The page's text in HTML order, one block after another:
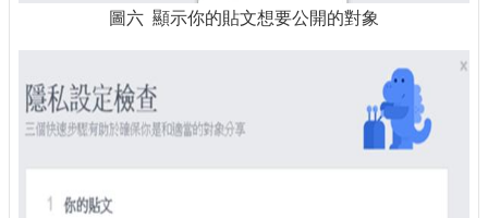
圖六 顯示你的貼文想要公開的對象